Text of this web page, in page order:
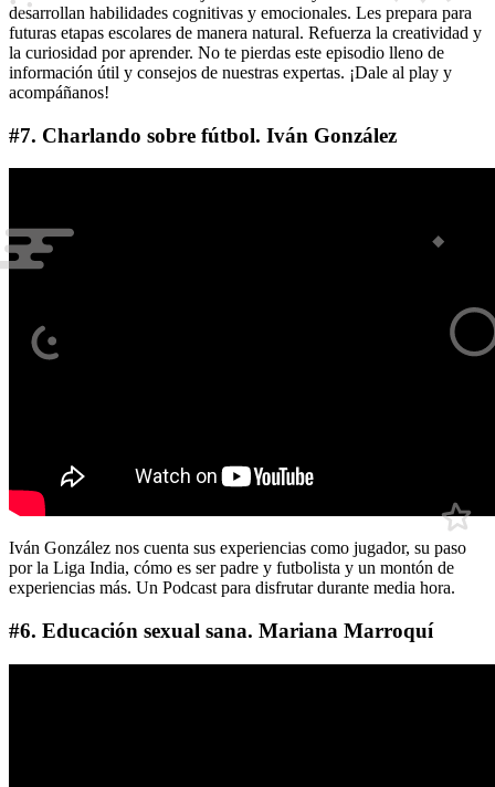
desarrollan habilidades cognitivas y emocionales. Les prepara para
futuras etapas escolares de manera natural. Refuerza la creatividad y
la curiosidad por aprender. No te pierdas este episodio lleno de
información útil y consejos de nuestras expertas. ¡Dale al play y
acompáñanos!
#7. Charlando sobre fútbol. Iván González
Iván González nos cuenta sus experiencias como jugador, su paso
por la Liga India, cómo es ser padre y futbolista y un montón de
experiencias más. Un Podcast para disfrutar durante media hora.
#6. Educación sexual sana. Mariana Marroquí